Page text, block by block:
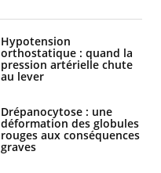
Hypotension
orthostatique : quand la
pression artérielle chute
au lever
Drépanocytose : une
déformation des globules
rouges aux conséquences
graves